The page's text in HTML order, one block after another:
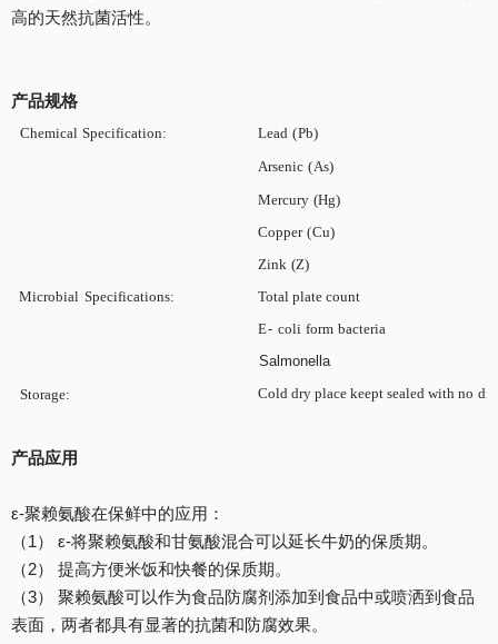
高的天然抗菌活性。
产品规格
Chemical Specification: Lead (Pb)
Arsenic (As)
Mercury (Hg)
Copper(Cu)
Zink (Z)
Microbial Specifications:
Total plate count
E- coli form bacteria
Salmonella
Storage:
Cold dry place keept sealed with no
产品应用
ε-聚赖氨酸在保鲜中的应用：
（1） ε-将聚赖氨酸和甘氨酸混合可以延长牛奶的保质期。
（2） 提高方便米饭和快餐的保质期。
（3） 聚赖氨酸可以作为食品防腐剂添加到食品中或喷洒到食品
表面，两者都具有显著的抗菌和防腐效果。